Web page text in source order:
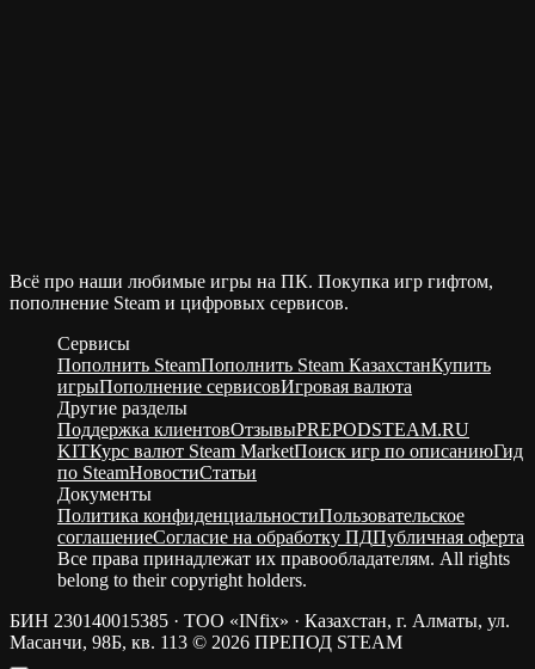
Всё про наши любимые игры на ПК. Покупка игр гифтом,
пополнение Steam и цифровых сервисов.
Сервисы
Пополнить SteamПополнить Steam КазахстанКупить
игрыПополнение сервисовИгровая валюта
Другие разделы
Поддержка клиентовОтзывыPREPODSTEAM.RU
KITКурс валют Steam MarketПоиск игр по описаниюГид
по SteamНовостиСтатьи
Документы
Политика конфиденциальностиПользовательское
соглашениеСогласие на обработку ПДПубличная оферта
Все права принадлежат их правообладателям. All rights
belong to their copyright holders.
БИН 230140015385 · ТОО «INfix» · Казахстан, г. Алматы, ул.
Масанчи, 98Б, кв. 113 © 2026 ПРЕПОД STEAM